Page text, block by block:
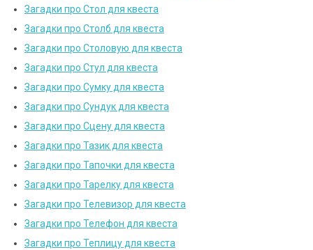
Загадки про Стол для квеста
Загадки про Столб для квеста
Загадки про Столовую для квеста
Загадки про Стул для квеста
Загадки про Сумку для квеста
Загадки про Сундук для квеста
Загадки про Сцену для квеста
Загадки про Тазик для квеста
Загадки про Тапочки для квеста
Загадки про Тарелку для квеста
Загадки про Телевизор для квеста
Загадки про Телефон для квеста
Загадки про Теплицу для квеста